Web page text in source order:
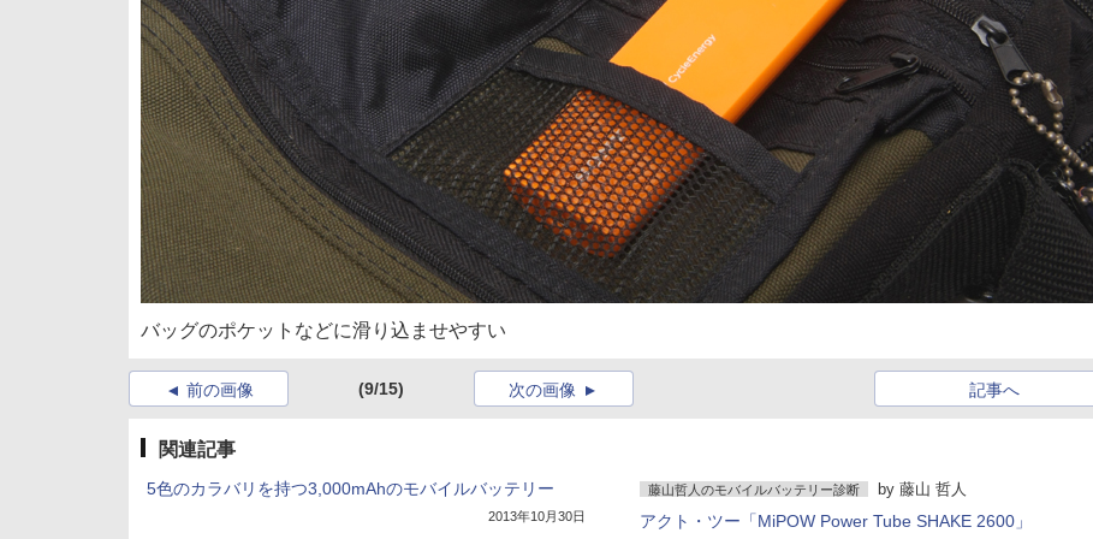
バッグのポケットなどに滑り込ませやすい
前の画像 (9/15) 記事へ
次の画像
関連記事
5色のカラバリを持つ3,000mAhのモバイルバッテリー
2013年10月30日
藤山哲人のモバイルバッテリー診断 by 藤山 哲人
アクト・ツー「MiPOW Power Tube SHAKE 2600」